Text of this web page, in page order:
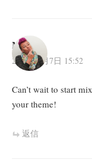
Maria
2013年6月7日 15:52
Can’t wait to start
your theme!
返信